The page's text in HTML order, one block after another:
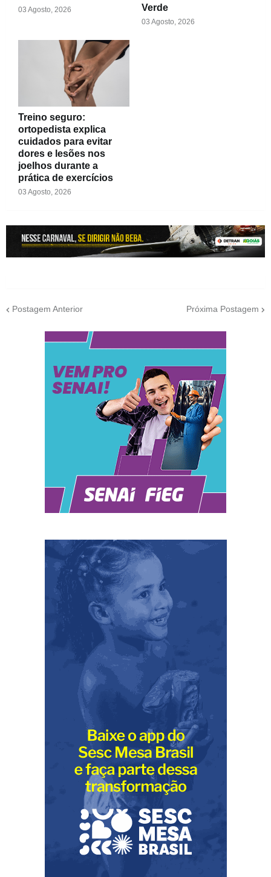
03 Agosto, 2026
Verde
03 Agosto, 2026
Treino seguro:
ortopedista explica
cuidados para evitar
dores e lesões nos
joelhos durante a
prática de exercícios
03 Agosto, 2026
Postagem Anterior Próxima Postagem